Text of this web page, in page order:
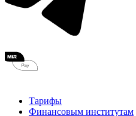
Тарифы
Финансовым институтам